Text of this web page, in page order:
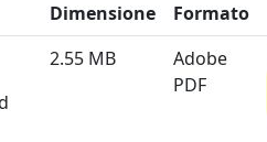
Dimensione
Formato
2.55 MB
Adobe
PDF